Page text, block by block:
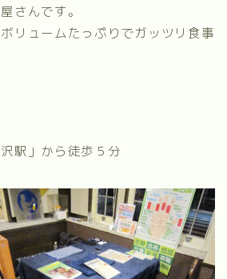
さんです。
リュームたっぷりでガッツリ食事
駅」から徒歩５分